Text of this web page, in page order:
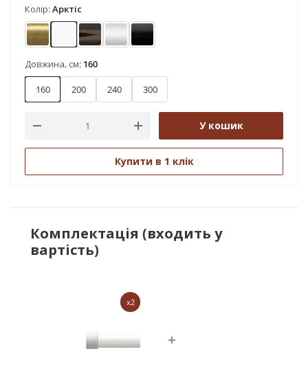
Колір:Арктіс
Антик АрктісОніксСатин Чорний оксамит
Довжина, см: 160
160 200 240 300
У кошик
Купити в 1 клік
Комплектація (входить у
вартість)
x2